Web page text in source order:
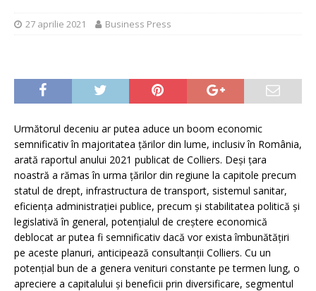
27 aprilie 2021 Business Press
Următorul deceniu ar putea aduce un boom economic
semnificativ în majoritatea țărilor din lume, inclusiv în România,
arată raportul anului 2021 publicat de Colliers. Deși țara
noastră a rămas în urma țărilor din regiune la capitole precum
statul de drept, infrastructura de transport, sistemul sanitar,
eficiența administrației publice, precum și stabilitatea politică și
legislativă în general, potențialul de creștere economică
deblocat ar putea fi semnificativ dacă vor exista îmbunătățiri
pe aceste planuri, anticipează consultanții Colliers. Cu un
potențial bun de a genera venituri constante pe termen lung, o
apreciere a capitalului și beneficii prin diversificare, segmentul